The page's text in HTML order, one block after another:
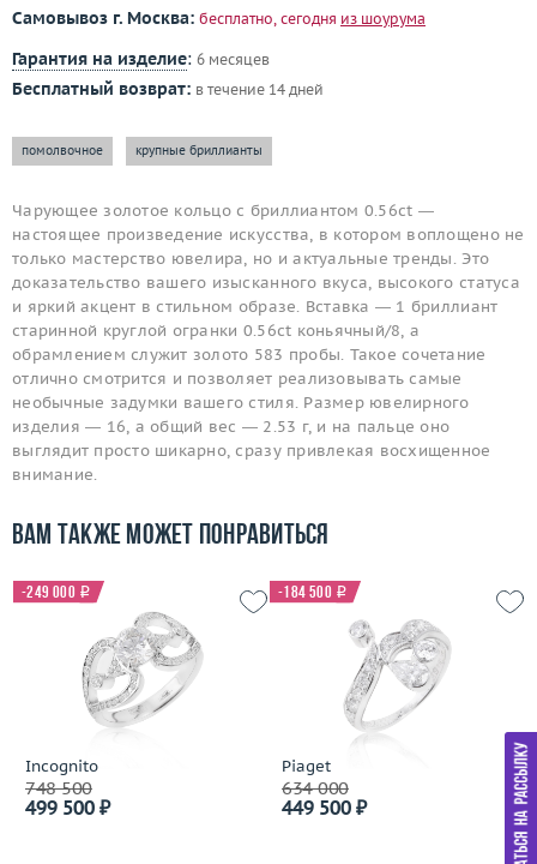
Самовывоз г. Москва: бесплатно, сегодня из шоурума
Гарантия на изделие: 6 месяцев
Бесплатный возврат: в течение 14 дней
помолвочное крупные бриллианты
Чарующее золотое кольцо с бриллиантом 0.56ct —
настоящее произведение искусства, в котором воплощено не
только мастерство ювелира, но и актуальные тренды. Это
доказательство вашего изысканного вкуса, высокого статуса
и яркий акцент в стильном образе. Вставка — 1 бриллиант
старинной круглой огранки 0.56ct коньячный/8, а
обрамлением служит золото 583 пробы. Такое сочетание
отлично смотрится и позволяет реализовывать самые
необычные задумки вашего стиля. Размер ювелирного
изделия — 16, а общий вес — 2.53 г, и на пальце оно
выглядит просто шикарно, сразу привлекая восхищенное
внимание.
Вам также может понравиться
Incognito
748 500
499 500 ₽
-249 000 i
Piaget
634 000
449 500 ₽
-184 500 i